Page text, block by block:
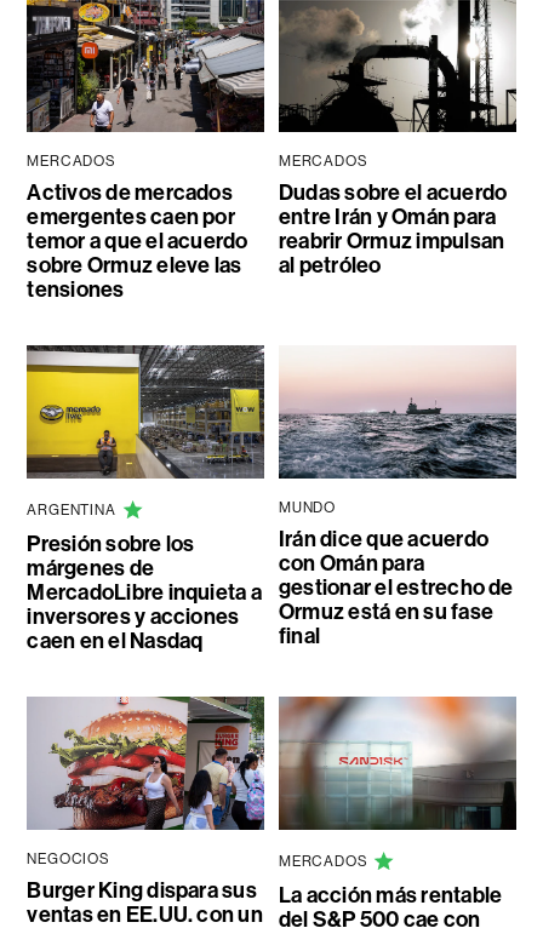
MERCADOS
Activos de mercados
emergentes caen por
temor a que el acuerdo
sobre Ormuz eleve las
tensiones
MERCADOS
Dudas sobre el acuerdo
entre Irán y Omán para
reabrir Ormuz impulsan
al petróleo
ARGENTINA
Presión sobre los
márgenes de
MercadoLibre inquieta a
inversores y acciones
caen en el Nasdaq
MUNDO
Irán dice que acuerdo
con Omán para
gestionar el estrecho de
Ormuz está en su fase
final
NEGOCIOS
Burger King dispara sus
ventas en EE.UU. con un
MERCADOS
La acción más rentable
del S&P 500 cae con